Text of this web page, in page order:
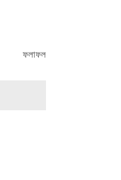
ফলাফল